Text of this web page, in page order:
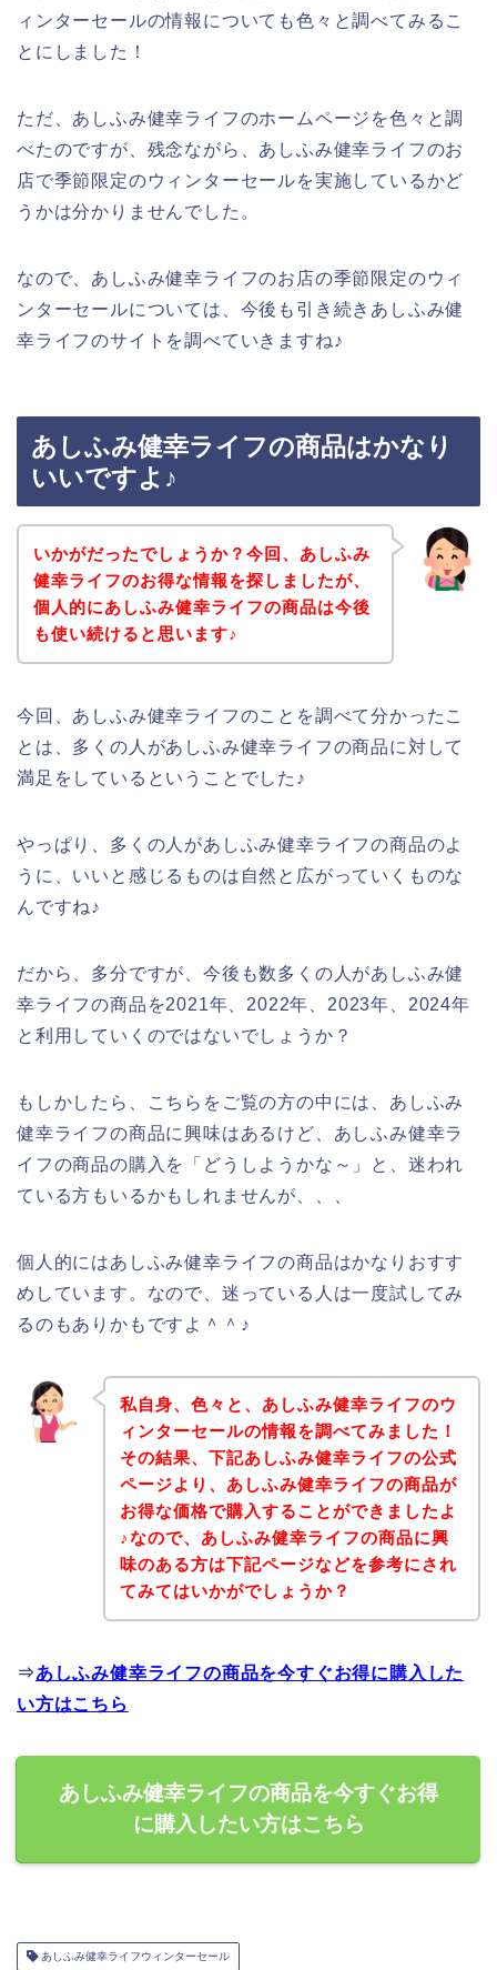
ィンターセールの情報についても色々と調べてみるこ
とにしました！
ただ、あしふみ健幸ライフのホームページを色々と調
べたのですが、残念ながら、あしふみ健幸ライフのお
店で季節限定のウィンターセールを実施しているかど
うかは分かりませんでした。
なので、あしふみ健幸ライフのお店の季節限定のウィ
ンターセールについては、今後も引き続きあしふみ健
幸ライフのサイトを調べていきますね♪
あしふみ健幸ライフの商品はかなり
いいですよ♪
いかがだったでしょうか？今回、あしふみ
健幸ライフのお得な情報を探しましたが、
個人的にあしふみ健幸ライフの商品は今後
も使い続けると思います♪
今回、あしふみ健幸ライフのことを調べて分かったこ
とは、多くの人があしふみ健幸ライフの商品に対して
満足をしているということでした♪
やっぱり、多くの人があしふみ健幸ライフの商品のよ
うに、いいと感じるものは自然と広がっていくものな
んですね♪
だから、多分ですが、今後も数多くの人があしふみ健
幸ライフの商品を2021年、2022年、2023年、2024年
と利用していくのではないでしょうか？
もしかしたら、こちらをご覧の方の中には、あしふみ
健幸ライフの商品に興味はあるけど、あしふみ健幸ラ
イフの商品の購入を「どうしようかな～」と、迷われ
ている方もいるかもしれませんが、、、
個人的にはあしふみ健幸ライフの商品はかなりおすす
めしています。なので、迷っている人は一度試してみ
るのもありかもですよ＾＾♪
私自身、色々と、あしふみ健幸ライフのウ
ィンターセールの情報を調べてみました！
その結果、下記あしふみ健幸ライフの公式
ページより、あしふみ健幸ライフの商品が
お得な価格で購入することができましたよ
♪なので、あしふみ健幸ライフの商品に興
味のある方は下記ページなどを参考にされ
てみてはいかがでしょうか？
⇒あしふみ健幸ライフの商品を今すぐお得に購入した
い方はこちら
あしふみ健幸ライフの商品を今すぐお得
に購入したい方はこちら
あしふみ健幸ライフウィンターセール